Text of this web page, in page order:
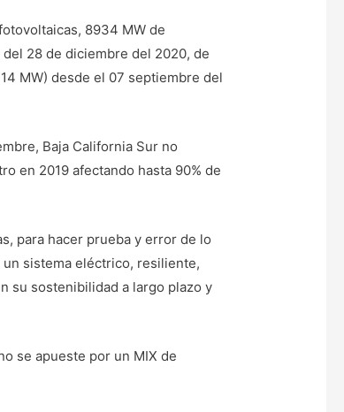
8934 MW de
28 de diciembre del 2020, de
MW) desde el 07 septiembre del
Baja California Sur no
en 2019 afectando hasta 90% de
para hacer prueba y error de lo
sistema eléctrico, resiliente,
su sostenibilidad a largo plazo y
se apueste por un MIX de